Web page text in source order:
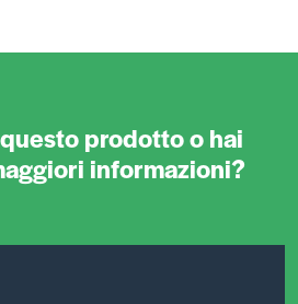
prodotto o hai
informazioni?